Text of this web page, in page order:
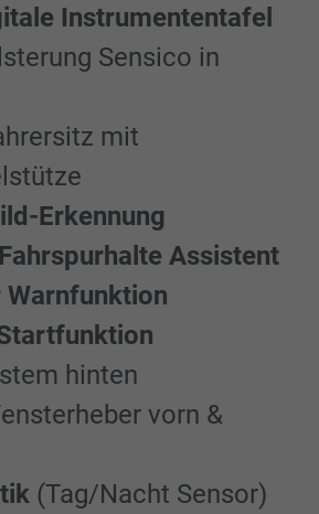
Instrumententafel
Sensico in
mit
Erkennung
Assistent
hinten
vorn &
(Tag/Nacht Sensor)